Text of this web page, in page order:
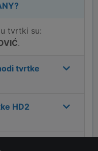
?
tvrtki su:
.
tvrtke
HD2